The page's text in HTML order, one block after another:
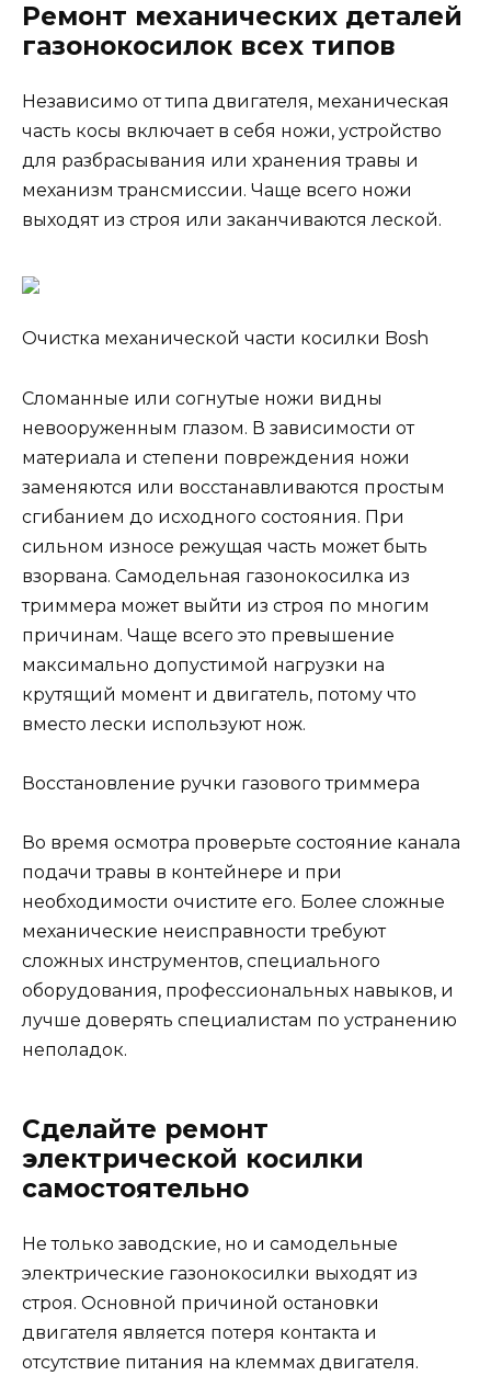
Ремонт механических деталей
газонокосилок всех типов
Независимо от типа двигателя, механическая
часть косы включает в себя ножи, устройство
для разбрасывания или хранения травы и
механизм трансмиссии. Чаще всего ножи
выходят из строя или заканчиваются леской.
Очистка механической части косилки Bosh
Сломанные или согнутые ножи видны
невооруженным глазом. В зависимости от
материала и степени повреждения ножи
заменяются или восстанавливаются простым
сгибанием до исходного состояния. При
сильном износе режущая часть может быть
взорвана. Самодельная газонокосилка из
триммера может выйти из строя по многим
причинам. Чаще всего это превышение
максимально допустимой нагрузки на
крутящий момент и двигатель, потому что
вместо лески используют нож.
Восстановление ручки газового триммера
Во время осмотра проверьте состояние канала
подачи травы в контейнере и при
необходимости очистите его. Более сложные
механические неисправности требуют
сложных инструментов, специального
оборудования, профессиональных навыков, и
лучше доверять специалистам по устранению
неполадок.
Сделайте ремонт
электрической косилки
самостоятельно
Не только заводские, но и самодельные
электрические газонокосилки выходят из
строя. Основной причиной остановки
двигателя является потеря контакта и
отсутствие питания на клеммах двигателя.